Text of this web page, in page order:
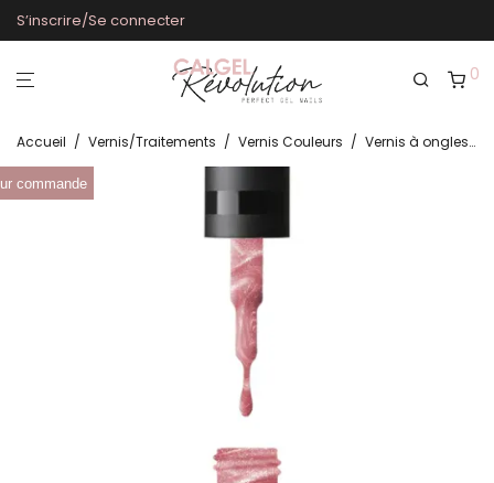
S’inscrire/Se connecter
0
Accueil / Vernis/Traitements / Vernis Couleurs / Vernis à ongles Strawberry Delight NV104
commande